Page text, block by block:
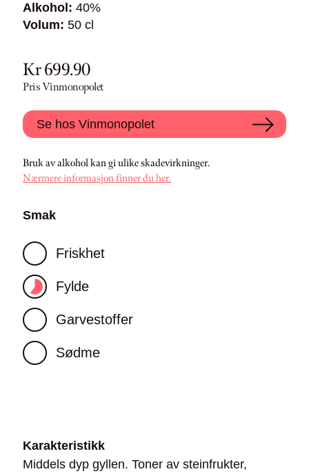
Alkohol: 40%
Volum: 50 cl
Kr 699.90
Pris Vinmonopolet
Se hos Vinmonopolet
Bruk av alkohol kan gi ulike skadevirkninger.
Nærmere informasjon finner du her.
Smak
Friskhet
Fylde
Garvestoffer
Sødme
Karakteristikk
Middels dyp gyllen. Toner av steinfrukter,